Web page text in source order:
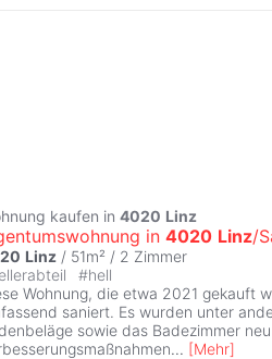
kaufen in 4020 Linz
in 4020 Linz/
Linz / 51m² / 2 Zimmer
#hell
Wohnung, die etwa 2021 gekauft
saniert. Es wurden unter
sowie das Badezimmer
... [Mehr]